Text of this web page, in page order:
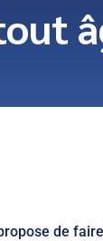
de